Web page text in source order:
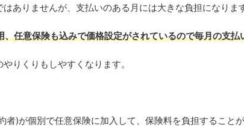
ありませんが、支払いのある月には大きな負担になります
任意保険も込みで価格設定がされているので毎月の支
りくりもしやすくなります。
)が個別で任意保険に加入して、保険料を負担することが